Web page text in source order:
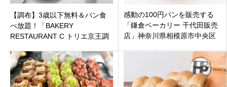
【調布】3歳以下無料＆パン食
べ放題！「BAKERY
RESTAURANT C トリエ京王調
感動の100円パンを販売する
「鎌倉ベーカリー 千代田販売
店」神奈川県相模原市中央区